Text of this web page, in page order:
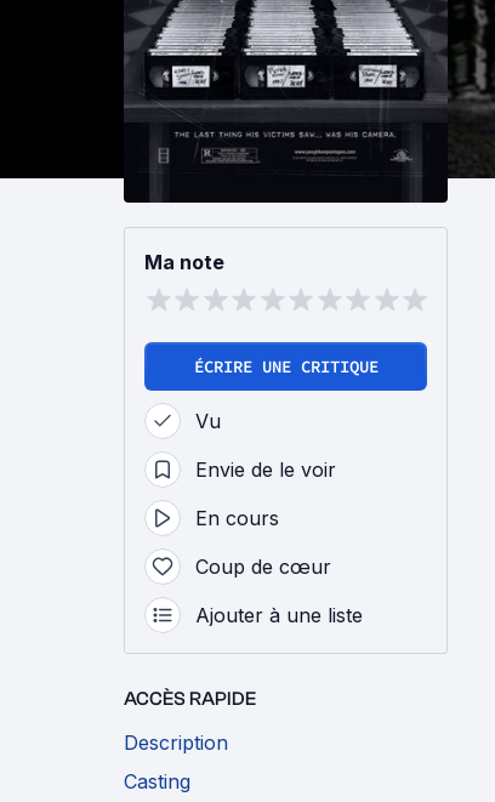
Ma note
ÉCRIRE UNE CRITIQUE
Vu
Envie de le voir
En cours
Coup de cœur
Ajouter à une liste
ACCÈS RAPIDE
Description
Casting